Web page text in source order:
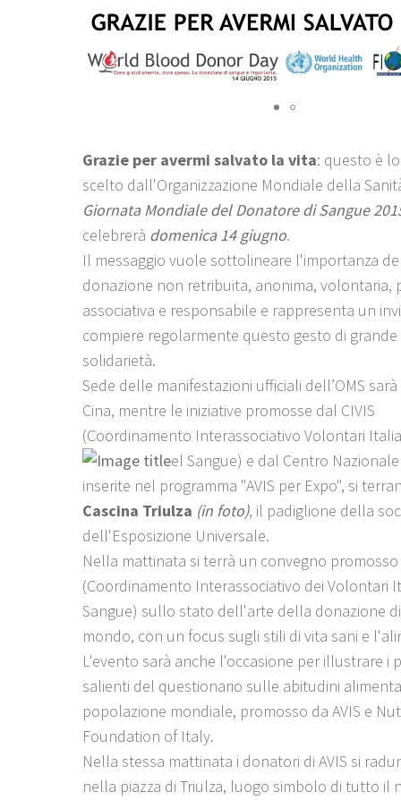
Grazie per avermi salvato la vita: questo è
scelto dall'Organizzazione Mondiale della
Giornata Mondiale del Donatore di Sangue
celebrerà domenica 14 giugno.
Il messaggio vuole sottolineare l'importanza
donazione non retribuita, anonima, volontaria,
associativa e responsabile e rappresenta un
compiere regolarmente questo gesto di
solidarietà.
Sede delle manifestazioni ufficiali dell’OMS sarà
Cina, mentre le iniziative promosse dal CIVIS
(Coordinamento Interassociativo Volontari
el Sangue) e dal Centro
inserite nel programma "AVIS per Expo", si
Cascina Triulza (in foto), il padiglione della
dell'Esposizione Universale.
Nella mattinata si terrà un convegno promosso
(Coordinamento Interassociativo dei Volontari
Sangue) sullo stato dell'arte della donazione
mondo, con un focus sugli stili di vita sani e
L'evento sarà anche l'occasione per illustrare i
salienti del questionario sulle abitudini
popolazione mondiale, promosso da AVIS e
Foundation of Italy.
Nella stessa mattinata i donatori di AVIS si
nella piazza di Triulza, luogo simbolo di tutto il